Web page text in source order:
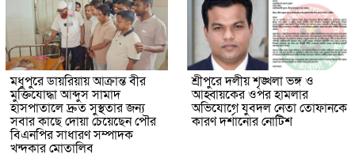
মধুপুরে ডায়রিয়ায় আক্রান্ত বীর
মুক্তিযোদ্ধা আব্দুস সামাদ
হাসপাতালে দ্রুত সুস্থতার জন্য
সবার কাছে দোয়া চেয়েছেন পৌর
বিএনপির সাধারণ সম্পাদক
খন্দকার মোতালিব
শ্রীপুরে দলীয় শৃঙ্খলা ভঙ্গ ও
আহ্বায়কের ওপর হামলার
অভিযোগে যুবদল নেতা তোফানকে
কারণ দর্শানোর নোটিশ